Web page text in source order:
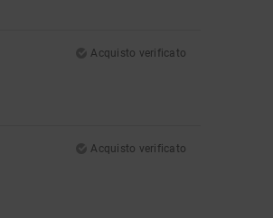
Acquisto verificato
Acquisto verificato